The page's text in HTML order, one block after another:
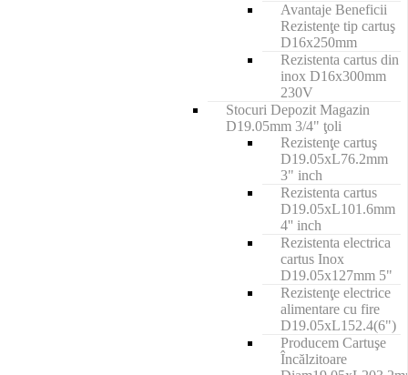
Avantaje Beneficii
Rezistenţe tip cartuş
D16x250mm
Rezistenta cartus din
inox D16x300mm
230V
Stocuri Depozit Magazin
D19.05mm 3/4" ţoli
Rezistenţe cartuş
D19.05xL76.2mm
3" inch
Rezistenta cartus
D19.05xL101.6mm
4'' inch
Rezistenta electrica
cartus Inox
D19.05x127mm 5"
Rezistenţe electrice
alimentare cu fire
D19.05xL152.4(6")
Producem Cartuşe
Încălzitoare